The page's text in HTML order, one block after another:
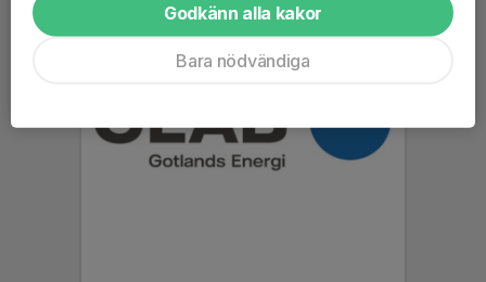
Godkänn alla kakor
Bara nödvändiga